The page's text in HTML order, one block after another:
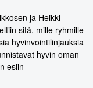
ja Heikki
sitä, mille ryhmille
hyvinvointilinjauksia
hyvin oman
esiin